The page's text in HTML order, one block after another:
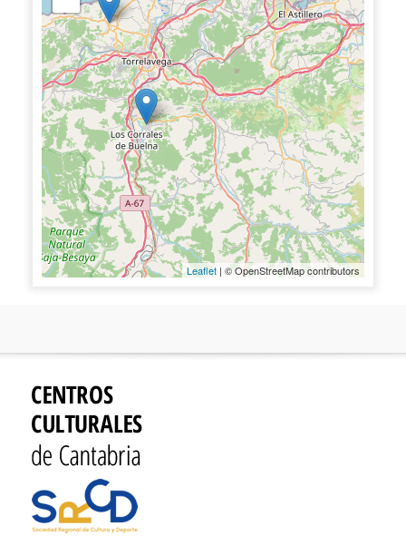
Leaflet | © OpenStreetMap contributors